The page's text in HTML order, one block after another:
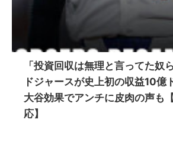
「投資回収は無理と言ってた奴
ドジャースが史上初の収益10億
大谷効果でアンチに皮肉の声も
応】